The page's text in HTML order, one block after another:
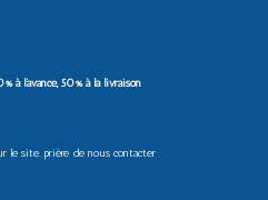
à l’avance, 50% à la livraison
le site. prière de nous contacter